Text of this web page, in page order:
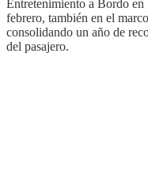
Entretenimiento a Bordo
febrero, también en el
consolidando un año de
del pasajero.